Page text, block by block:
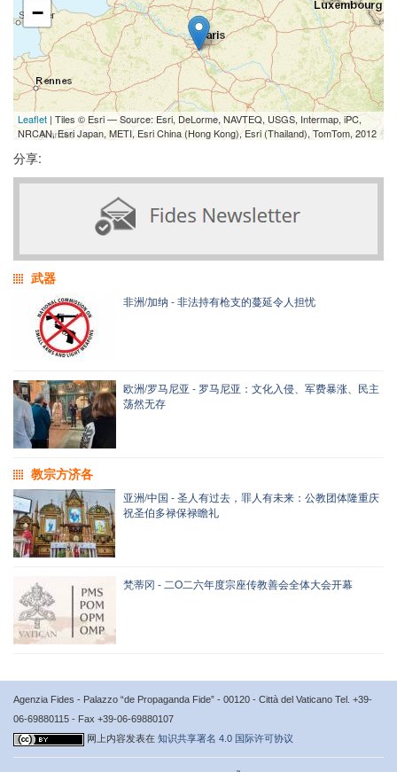
−
Leaflet | Tiles © Esri — Source: Esri, DeLorme, NAVTEQ, USGS, Intermap, iPC,
NRCAN, Esri Japan, METI, Esri China (Hong Kong), Esri (Thailand), TomTom, 2012
分享:
武器
非洲/加纳 - 非法持有枪支的蔓延令人担忧
欧洲/罗马尼亚 - 罗马尼亚：文化入侵、军费暴涨、民主
荡然无存
教宗方济各
亚洲/中国 - 圣人有过去，罪人有未来：公教团体隆重庆
祝圣伯多禄保禄瞻礼
梵蒂冈 - 二O二六年度宗座传教善会全体大会开幕
Agenzia Fides - Palazzo “de Propaganda Fide” - 00120 - Città del Vaticano Tel. +39-
06-69880115 - Fax +39-06-69880107
网上内容发表在 知识共享署名 4.0 国际许可协议